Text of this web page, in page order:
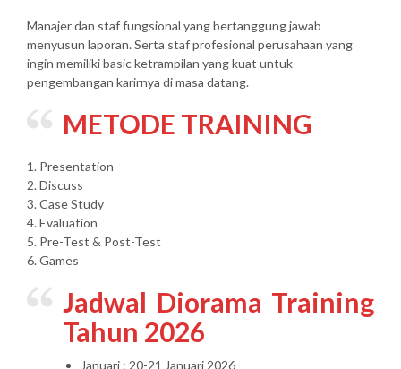
Manajer dan staf fungsional yang bertanggung jawab
menyusun laporan. Serta staf profesional perusahaan yang
ingin memiliki basic ketrampilan yang kuat untuk
pengembangan karirnya di masa datang.
METODE TRAINING
1. Presentation
2. Discuss
3. Case Study
4. Evaluation
5. Pre-Test & Post-Test
6. Games
Jadwal Diorama Training
Tahun 2026
Januari : 20-21 Januari 2026